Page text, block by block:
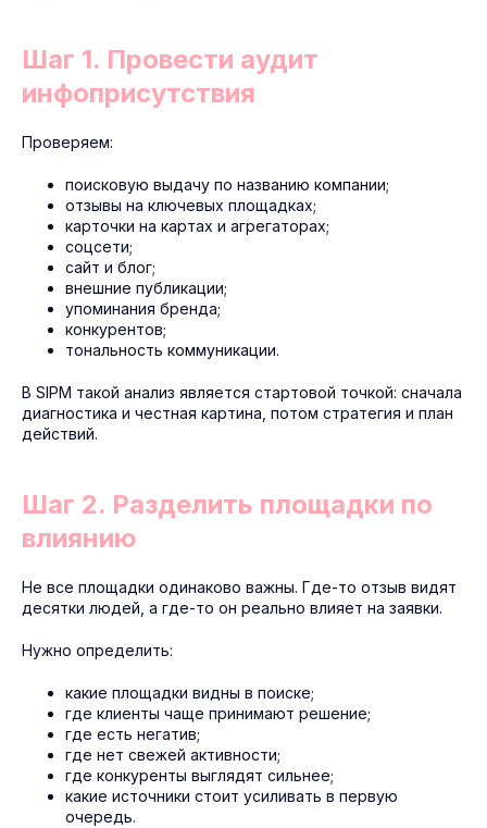
Шаг 1. Провести аудит
инфоприсутствия
Проверяем:
поисковую выдачу по названию компании;
отзывы на ключевых площадках;
карточки на картах и агрегаторах;
соцсети;
сайт и блог;
внешние публикации;
упоминания бренда;
конкурентов;
тональность коммуникации.
В SIPM такой анализ является стартовой точкой: сначала
диагностика и честная картина, потом стратегия и план
действий.
Шаг 2. Разделить площадки по
влиянию
Не все площадки одинаково важны. Где-то отзыв видят
десятки людей, а где-то он реально влияет на заявки.
Нужно определить:
какие площадки видны в поиске;
где клиенты чаще принимают решение;
где есть негатив;
где нет свежей активности;
где конкуренты выглядят сильнее;
какие источники стоит усиливать в первую
очередь.